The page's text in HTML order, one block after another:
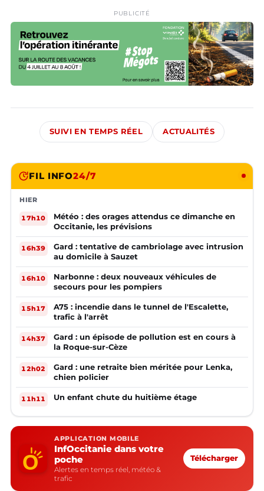
PUBLICITÉ
SUIVI EN TEMPS RÉEL ACTUALITÉS
FIL INFO24/7
HIER
17h10
Météo : des orages attendus ce dimanche en
Occitanie, les prévisions
16h39
Gard : tentative de cambriolage avec intrusion
au domicile à Sauzet
16h10
Narbonne : deux nouveaux véhicules de
secours pour les pompiers
15h17
A75 : incendie dans le tunnel de l'Escalette,
trafic à l'arrêt
14h37
Gard : un épisode de pollution est en cours à
la Roque-sur-Cèze
12h02
Gard : une retraite bien méritée pour Lenka,
chien policier
11h11 Un enfant chute du huitième étage
APPLICATION MOBILE
InfOccitanie dans votre
poche
Alertes en temps réel, météo &
trafic
Télécharger